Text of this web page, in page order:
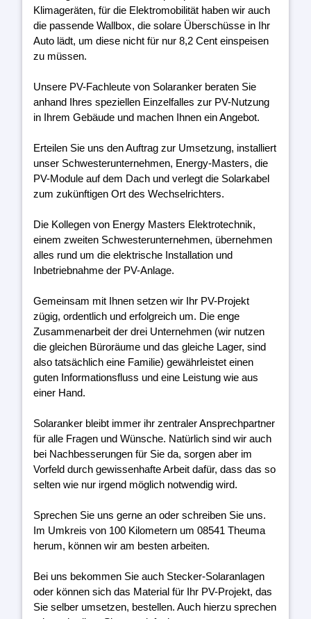
Klimageräten, für die Elektromobilität haben wir auch
die passende Wallbox, die solare Überschüsse in Ihr
Auto lädt, um diese nicht für nur 8,2 Cent einspeisen
zu müssen.
Unsere PV-Fachleute von Solaranker beraten Sie
anhand Ihres speziellen Einzelfalles zur PV-Nutzung
in Ihrem Gebäude und machen Ihnen ein Angebot.
Erteilen Sie uns den Auftrag zur Umsetzung, installiert
unser Schwesterunternehmen, Energy-Masters, die
PV-Module auf dem Dach und verlegt die Solarkabel
zum zukünftigen Ort des Wechselrichters.
Die Kollegen von Energy Masters Elektrotechnik,
einem zweiten Schwesterunternehmen, übernehmen
alles rund um die elektrische Installation und
Inbetriebnahme der PV-Anlage.
Gemeinsam mit Ihnen setzen wir Ihr PV-Projekt
zügig, ordentlich und erfolgreich um. Die enge
Zusammenarbeit der drei Unternehmen (wir nutzen
die gleichen Büroräume und das gleiche Lager, sind
also tatsächlich eine Familie) gewährleistet einen
guten Informationsfluss und eine Leistung wie aus
einer Hand.
Solaranker bleibt immer ihr zentraler Ansprechpartner
für alle Fragen und Wünsche. Natürlich sind wir auch
bei Nachbesserungen für Sie da, sorgen aber im
Vorfeld durch gewissenhafte Arbeit dafür, dass das so
selten wie nur irgend möglich notwendig wird.
Sprechen Sie uns gerne an oder schreiben Sie uns.
Im Umkreis von 100 Kilometern um 08541 Theuma
herum, können wir am besten arbeiten.
Bei uns bekommen Sie auch Stecker-Solaranlagen
oder können sich das Material für Ihr PV-Projekt, das
Sie selber umsetzen, bestellen. Auch hierzu sprechen